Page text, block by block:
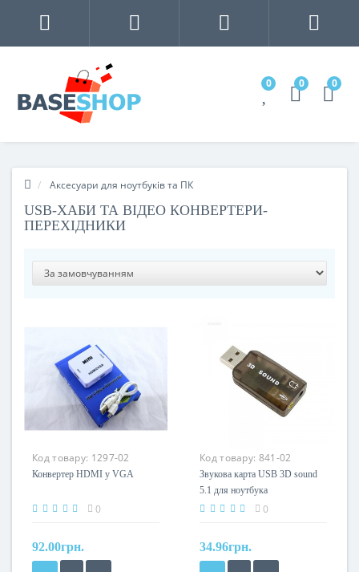
0 0 0
Аксесуари для ноутбуків та ПК
USB-ХАБИ ТА ВІДЕО КОНВЕРТЕРИ-
ПЕРЕХІДНИКИ
Код товару: 1297-02
Конвертер HDMI у VGA
0
92.00грн.
Код товару: 841-02
Звукова карта USB 3D sound
5.1 для ноутбука
0
34.96грн.